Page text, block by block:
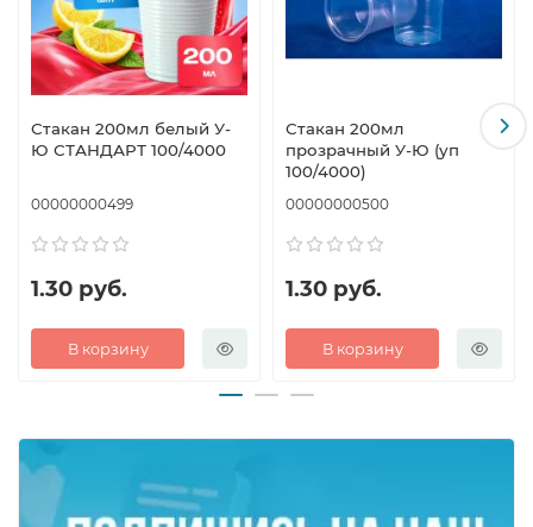
Стакан 200мл белый У-
Ю СТАНДАРТ 100/4000
00000000499
1.30 руб.
В корзину
Стакан 200мл
прозрачный У-Ю (уп
100/4000)
00000000500
1.30 руб.
В корзину